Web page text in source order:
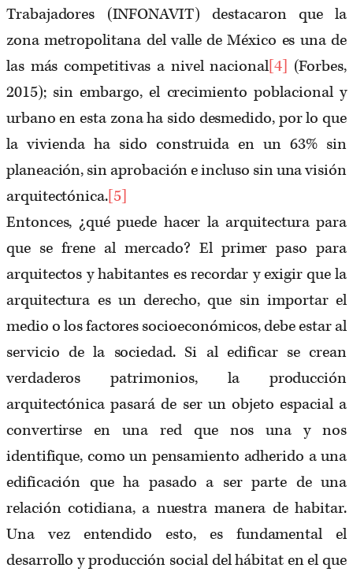
Trabajadores (INFONAVIT) destacaron que la
zona metropolitana del valle de México es una de
las más competitivas a nivel nacional[4] (Forbes,
2015); sin embargo, el crecimiento poblacional y
urbano en esta zona ha sido desmedido, por lo que
la vivienda ha sido construida en un 63% sin
planeación, sin aprobación e incluso sin una visión
arquitectónica.[5]
Entonces, ¿qué puede hacer la arquitectura para
que se frene al mercado? El primer paso para
arquitectos y habitantes es recordar y exigir que la
arquitectura es un derecho, que sin importar el
medio o los factores socioeconómicos, debe estar al
servicio de la sociedad. Si al edificar se crean
verdaderos patrimonios, la producción
arquitectónica pasará de ser un objeto espacial a
convertirse en una red que nos una y nos
identifique, como un pensamiento adherido a una
edificación que ha pasado a ser parte de una
relación cotidiana, a nuestra manera de habitar.
Una vez entendido esto, es fundamental el
desarrollo y producción social del hábitat en el que